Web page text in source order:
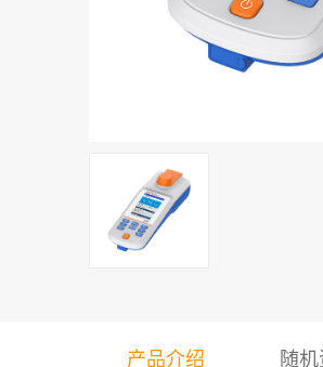
产品介绍 随